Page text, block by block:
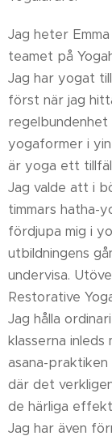
Jag heter
teamet på
Jag har yogat
först när jag
yogaformer i
är yoga ett
Jag valde att i
timmars hatha-
fördjupa mig i
utbildningens
undervisa.
Restorative
Jag hålla
klasserna
asana-
där det
de härliga
Jag har även